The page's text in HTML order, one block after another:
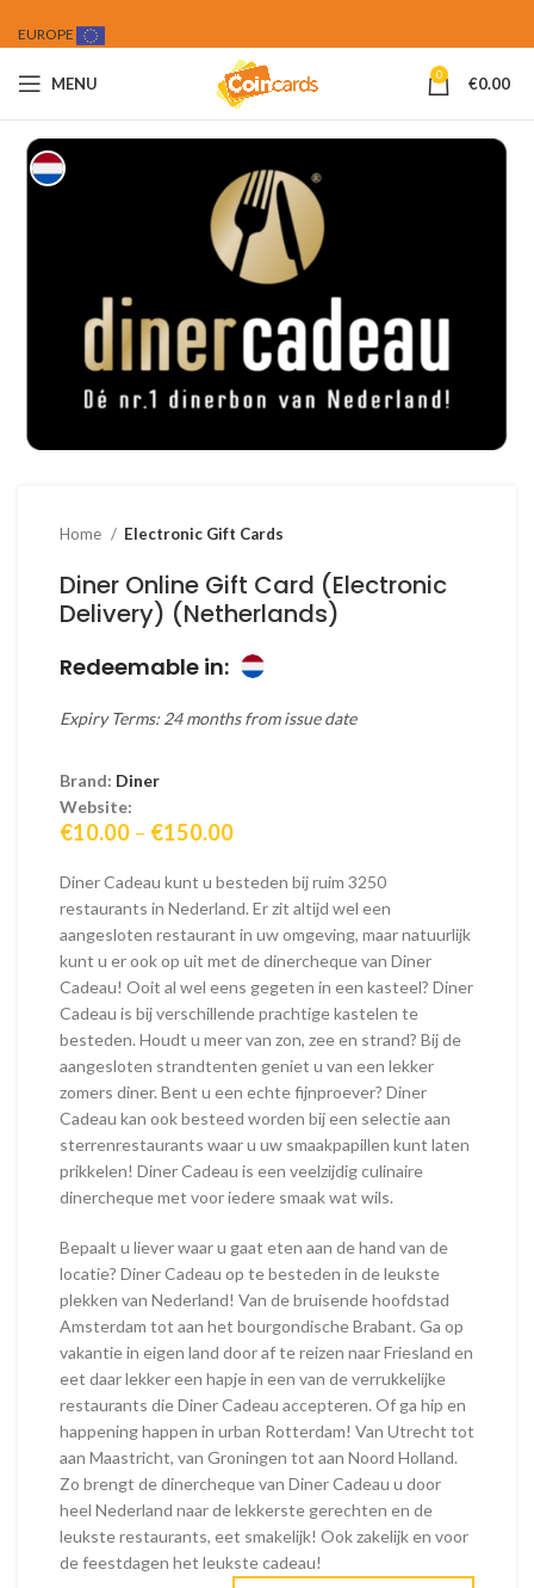
EUROPE
MENU 0 €0.00
Home Electronic Gift Cards
Diner Online Gift Card (Electronic
Delivery) (Netherlands)
Redeemable in:
Expiry Terms: 24 months from issue date
Brand: Diner
Website:
€10.00 – €150.00Price
€10.00
through
€150.00
Diner Cadeau kunt u besteden bij ruim 3250
restaurants in Nederland. Er zit altijd wel een
aangesloten restaurant in uw omgeving, maar natuurlijk
kunt u er ook op uit met de dinercheque van Diner
Cadeau! Ooit al wel eens gegeten in een kasteel? Diner
Cadeau is bij verschillende prachtige kastelen te
besteden. Houdt u meer van zon, zee en strand? Bij de
aangesloten strandtenten geniet u van een lekker
zomers diner. Bent u een echte fijnproever? Diner
Cadeau kan ook besteed worden bij een selectie aan
sterrenrestaurants waar u uw smaakpapillen kunt laten
prikkelen! Diner Cadeau is een veelzijdig culinaire
dinercheque met voor iedere smaak wat wils.
Bepaalt u liever waar u gaat eten aan de hand van de
locatie? Diner Cadeau op te besteden in de leukste
plekken van Nederland! Van de bruisende hoofdstad
Amsterdam tot aan het bourgondische Brabant. Ga op
vakantie in eigen land door af te reizen naar Friesland en
eet daar lekker een hapje in een van de verrukkelijke
restaurants die Diner Cadeau accepteren. Of ga hip en
happening happen in urban Rotterdam! Van Utrecht tot
aan Maastricht, van Groningen tot aan Noord Holland.
Zo brengt de dinercheque van Diner Cadeau u door
heel Nederland naar de lekkerste gerechten en de
leukste restaurants, eet smakelijk! Ook zakelijk en voor
de feestdagen het leukste cadeau!